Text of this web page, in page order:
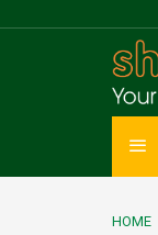
HOME